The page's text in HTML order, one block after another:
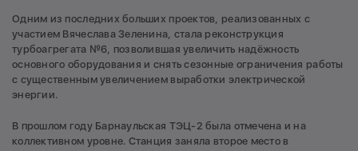
Одним из последних больших проектов, реализованных с
участием Вячеслава Зеленина, стала реконструкция
турбоагрегата №6, позволившая увеличить надёжность
основного оборудования и снять сезонные ограничения работы
с существенным увеличением выработки электрической
энергии.
В прошлом году Барнаульская ТЭЦ-2 была отмечена и на
коллективном уровне. Станция заняла второе место в